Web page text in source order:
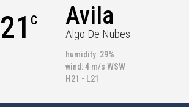
21 C Avila
Algo De Nubes
humidity: 29%
wind: 4 m/s WSW
H21 • L21